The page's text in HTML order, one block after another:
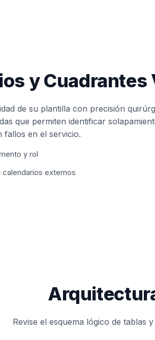
y Cuadrantes
de su plantilla con precisión
que permiten identificar
fallos en el servicio.
y rol
externos
Revise el esquema lógico de tablas